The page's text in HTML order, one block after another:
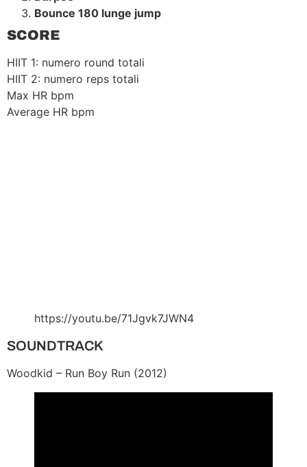
Bounce 180 lunge jump
SCORE
HIIT 1: numero round totali
HIIT 2: numero reps totali
Max HR bpm
Average HR bpm
https://youtu.be/71Jgvk7JWN4
SOUNDTRACK
Woodkid – Run Boy Run (2012)